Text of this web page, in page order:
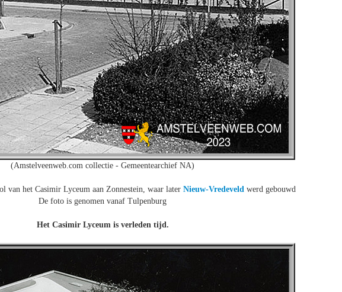
(Amstelveenweb.com collectie - Gemeentearchief NA)
van het Casimir Lyceum aan Zonnestein, waar later Nieuw-Vredeveld werd gebouwd
De foto is genomen vanaf Tulpenburg
Het Casimir Lyceum is verleden tijd.